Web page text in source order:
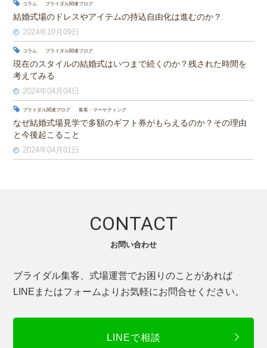
コラム ブライダル関連ブログ
結婚式場のドレスやアイテムの持込自由化は進むのか？
2024年10月09日
コラム ブライダル関連ブログ
現在のスタイルの結婚式はいつまで続くのか？残された時間を
考えてみる
2024年04月04日
ブライダル関連ブログ 集客・マーケティング
なぜ結婚式場見学で多額のギフト券がもらえるのか？その理由
と今後起こること
2024年04月01日
CONTACT
お問い合わせ
ブライダル集客、式場運営でお困りのことがあれば
LINEまたはフォームよりお気軽にお問合せください。
LINEで相談